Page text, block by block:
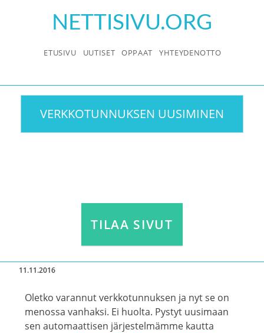
NETTISIVU.ORG
ETUSIVU UUTISET OPPAAT YHTEYDENOTTO
TILAA SIVUT
VERKKOTUNNUKSEN UUSIMINEN
11.11.2016
Oletko varannut verkkotunnuksen ja nyt se on
menossa vanhaksi. Ei huolta. Pystyt uusimaan
sen automaattisen järjestelmämme kautta